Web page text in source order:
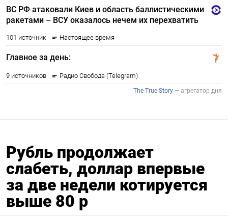
Рубль продолжает
слабеть, доллар впервые
за две недели котируется
выше 80 р